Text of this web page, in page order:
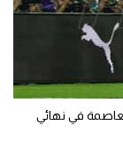
في نهائي